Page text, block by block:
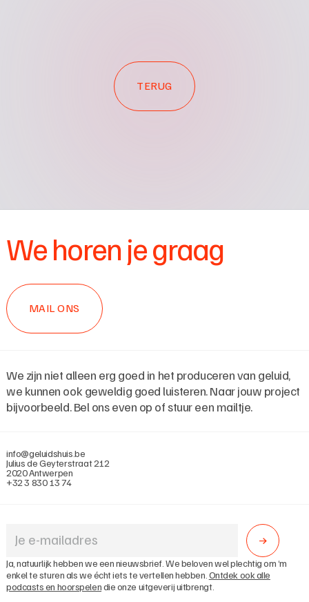
TERUG
We horen je graag
We zijn niet alleen erg goed in het produceren van geluid,
we kunnen ook geweldig goed luisteren. Naar jouw project
bijvoorbeeld. Bel ons even op of stuur een mailtje.
MAIL ONS
info@geluidshuis.be
Julius de Geyterstraat 212
2020 Antwerpen
+32 3 830 13 74
Ja, natuurlijk hebben we een nieuwsbrief. We beloven wel plechtig om ‘m
enkel te sturen als we écht iets te vertellen hebben. Ontdek ook alle
podcasts en hoorspelendie onze uitgeverij uitbrengt.